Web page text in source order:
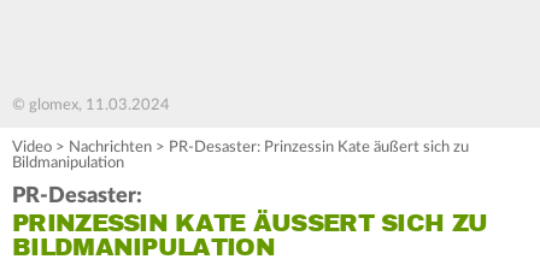
© glomex, 11.03.2024
Video > Nachrichten > PR-Desaster: Prinzessin Kate äußert sich zu
Bildmanipulation
PR-Desaster:
PRINZESSIN KATE ÄUSSERT SICH ZU B
ILDMANIPULATION